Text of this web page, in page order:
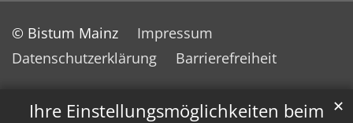
Ihre Einstellungsmöglichkeiten beim ✕
© Bistum Mainz
Impressum
Datenschutzerklärung
Barrierefreiheit